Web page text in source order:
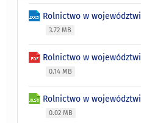
Rolnictwo w
3.72 MB
Rolnictwo w
0.14 MB
Rolnictwo w
0.02 MB